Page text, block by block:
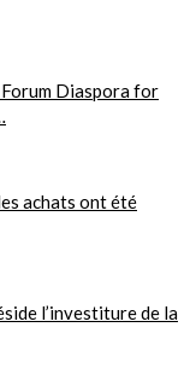
Forum Diaspora for
achats ont été
l’investiture de la